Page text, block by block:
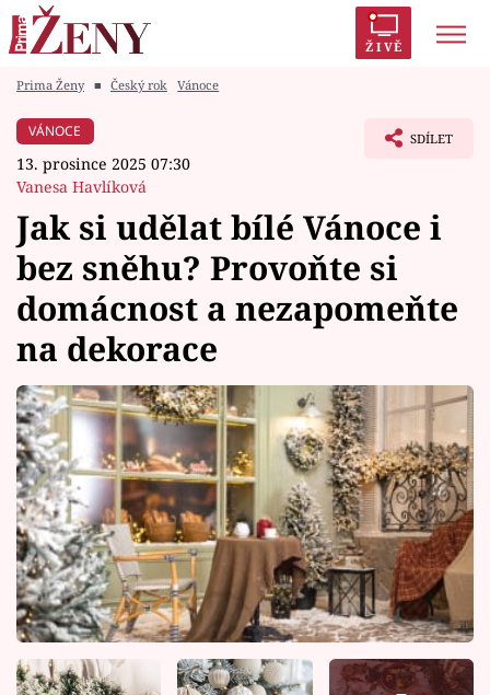
ŽIVĚ
Módní alarm
Témata
Celebrity
Vztahy
Seriály
Horoskopy
Sledujte prima+
Filmový festival Karlovy Vary
Pořady
Prima Ženy ■ Český rok Vánoce
VÁNOCE
13. prosince 2025 07:30
Vanesa Havlíková
SDÍLET
Jak si udělat bílé Vánoce i
bez sněhu? Provoňte si
domácnost a nezapomeňte
na dekorace